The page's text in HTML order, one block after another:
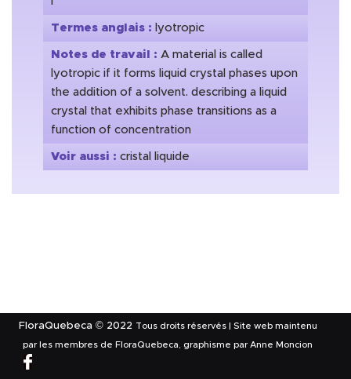
Termes anglais : lyotropic
Notes de travail : A material is called
lyotropic if it forms liquid crystal phases upon
the addition of a solvent. describing a liquid
crystal that exhibits phase transitions as a
function of concentration
Voir aussi : cristal liquide
FloraQuebeca © 2022 Tous droits réservés | Site web maintenu
par les membres de FloraQuebeca, graphisme par Anne Moncion